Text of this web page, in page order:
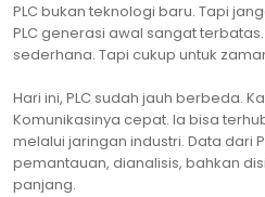
PLC bukan teknologi baru. Tapi
PLC generasi awal sangat
sederhana. Tapi cukup untuk
Hari ini, PLC sudah jauh berbeda.
Komunikasinya cepat. Ia bisa
melalui jaringan industri. Data dari
pemantauan, dianalisis, bahkan
panjang.